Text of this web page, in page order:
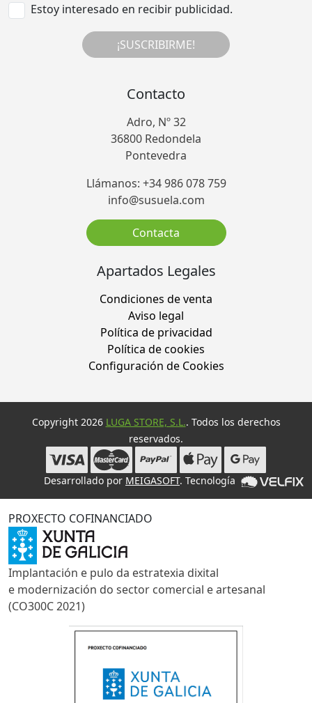
Estoy interesado en recibir publicidad.
¡SUSCRIBIRME!
Contacto
Adro, Nº 32
36800 Redondela
Pontevedra
Llámanos: +34 986 078 759
info@susuela.com
Contacta
Apartados Legales
Condiciones de venta
Aviso legal
Política de privacidad
Política de cookies
Configuración de Cookies
Copyright 2026 LUGA STORE, S.L.. Todos los derechos
reservados.
Desarrollado por MEIGASOFT. Tecnología
PROXECTO COFINANCIADO
Implantación e pulo da estratexia dixital
e modernización do sector comercial e artesanal
(CO300C 2021)